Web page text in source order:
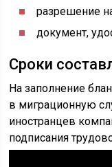
разрешение
документ,
Сроки
На заполнение
в миграционную
иностранцев
подписания